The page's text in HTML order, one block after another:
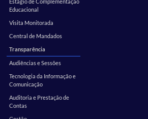
Educacional
Visita Monitorada
Central de Mandados
Transparência
Audiências e Sessões
Tecnologia da Informação e
Comunicação
Auditoria e Prestação de
Contas